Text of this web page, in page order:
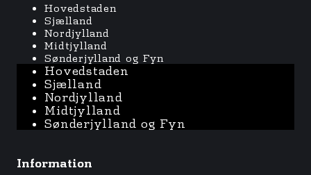
Hovedstaden
Sjælland
Nordjylland
Midtjylland
Sønderjylland og Fyn
Hovedstaden
Sjælland
Nordjylland
Midtjylland
Sønderjylland og Fyn
Information